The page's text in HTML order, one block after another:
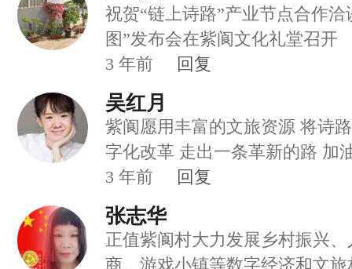
祝贺“链上诗路”产业节点合作
图”发布会在紫阆文化礼堂召开
3 年前 回复
吴红月
紫阆愿用丰富的文旅资源 将诗路文化带建设和数
3 年前 回复
张志华
正值紫阆村大力发展乡村振兴
商、游戏小镇等数字经济和文